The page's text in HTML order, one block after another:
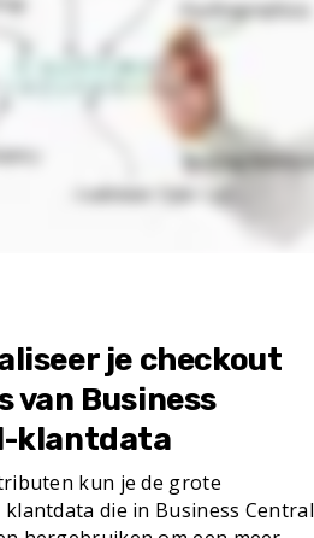
je checkout
van Business
klantdata
kun je de grote
klantdata die in Business Central